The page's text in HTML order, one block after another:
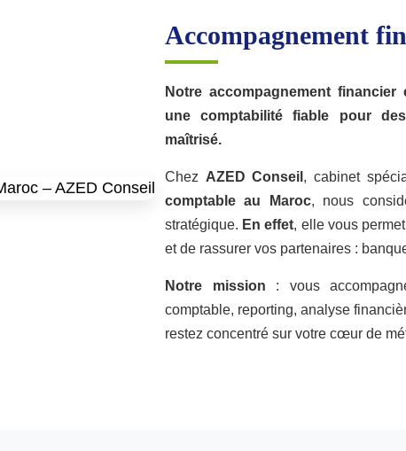
Accompagnement
Notre accompagnement
une comptabilité fiable pour
maîtrisé.
Chez AZED Conseil , cabinet
comptable au Maroc, nous
stratégique. En effet, elle vous
et de rassurer vos partenaires :
Notre mission : vous
comptable, reporting, analyse
restez concentré sur votre cœur de